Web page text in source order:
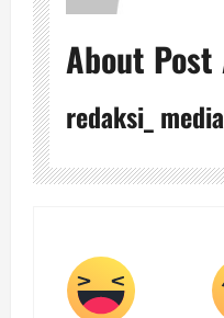
About
redaksi_